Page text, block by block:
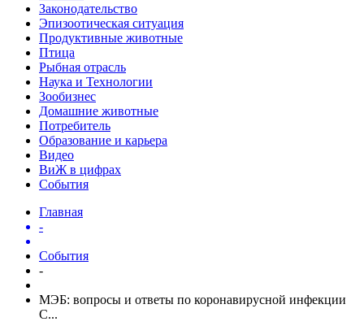
Законодательство
Эпизоотическая ситуация
Продуктивные животные
Птица
Рыбная отрасль
Наука и Технологии
Зообизнес
Домашние животные
Потребитель
Образование и карьера
Видео
ВиЖ в цифрах
События
Главная
-
События
-
МЭБ: вопросы и ответы по коронавирусной инфекции
C...